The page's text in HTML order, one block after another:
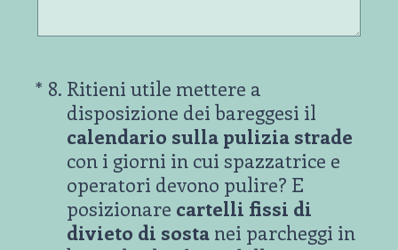
* 8. Ritieni utile mettere a
disposizione dei bareggesi il
calendario sulla pulizia strade
con i giorni in cui spazzatrice e
operatori devono pulire? E
posizionare cartelli fissi di
divieto di sosta nei parcheggi in
(Obbligatorio)